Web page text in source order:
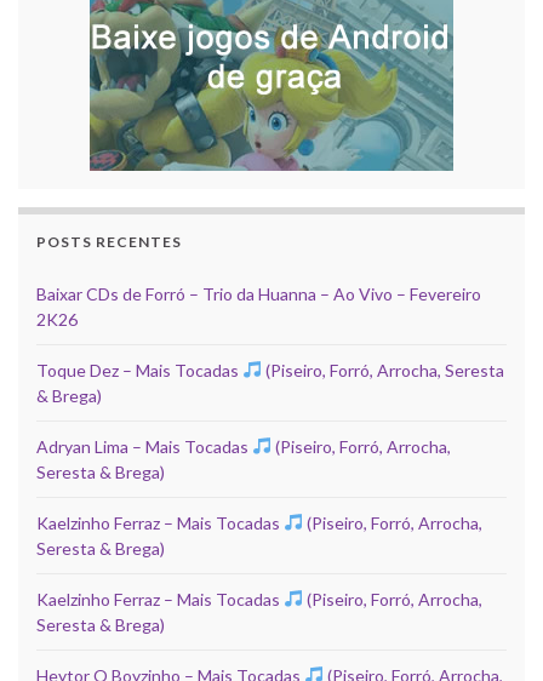
POSTS RECENTES
Baixar CDs de Forró – Trio da Huanna – Ao Vivo – Fevereiro
2K26
Toque Dez – Mais Tocadas
(Piseiro, Forró, Arrocha, Seresta
& Brega)
Adryan Lima – Mais Tocadas
(Piseiro, Forró, Arrocha,
Seresta & Brega)
Kaelzinho Ferraz – Mais Tocadas
(Piseiro, Forró, Arrocha,
Seresta & Brega)
Kaelzinho Ferraz – Mais Tocadas
(Piseiro, Forró, Arrocha,
Seresta & Brega)
Heytor O Boyzinho – Mais Tocadas
(Piseiro, Forró, Arrocha,